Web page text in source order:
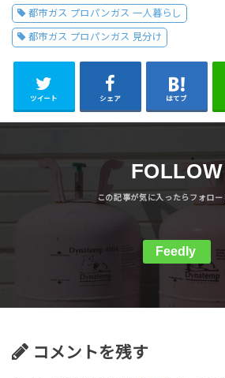
都市ガス プロパンガス 一人暮らし
都市ガス プロパンガス 見分け
ツイート シェア はてブ
FOLLOW
Feedly
コメントを残す